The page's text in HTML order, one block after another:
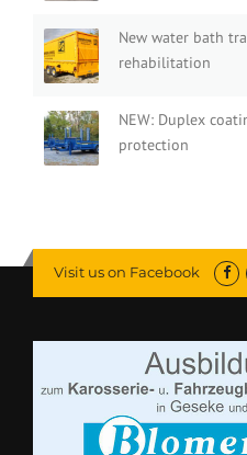
New water bath
rehabilitation
NEW: Duplex
protection
Visit us on Facebook